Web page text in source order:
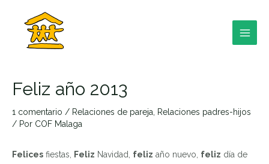
contenido
Feliz año 2013
1 comentario / Relaciones de pareja
Relaciones padres-hijos
/ Por COF Malaga
Felices fiestas, Feliz Navidad, feliz año nuevo, feliz día de